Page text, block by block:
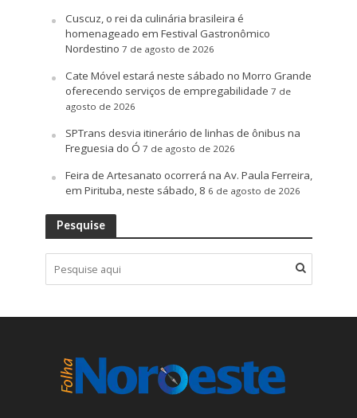
Cuscuz, o rei da culinária brasileira é
homenageado em Festival Gastronômico
Nordestino 7 de agosto de 2026
Cate Móvel estará neste sábado no Morro Grande
oferecendo serviços de empregabilidade 7 de
agosto de 2026
SPTrans desvia itinerário de linhas de ônibus na
Freguesia do Ó 7 de agosto de 2026
Feira de Artesanato ocorrerá na Av. Paula Ferreira,
em Pirituba, neste sábado, 8 6 de agosto de 2026
Pesquise